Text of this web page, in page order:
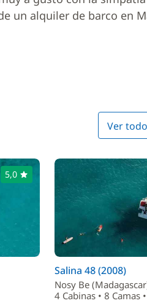
un alquiler de barco en
Ver
5,0
Salina 48 (2008)
Nosy Be
4 Cabinas • 8 Camas